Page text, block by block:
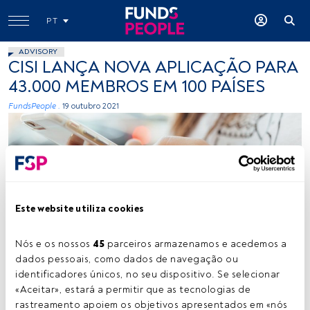
Este website utiliza cookies
Nós e os nossos 45 parceiros armazenamos e acedemos a
dados pessoais, como dados de navegação ou
identificadores únicos, no seu dispositivo. Se selecionar
«Aceitar», estará a permitir que as tecnologias de
rastreamento apoiem os objetivos apresentados em «nós
PT
ADVISORY
CISI LANÇA NOVA APLICAÇÃO PARA
43.000 MEMBROS EM 100 PAÍSES
FundsPeople . 19 outubro 2021
Tempo de leitura:1 min.